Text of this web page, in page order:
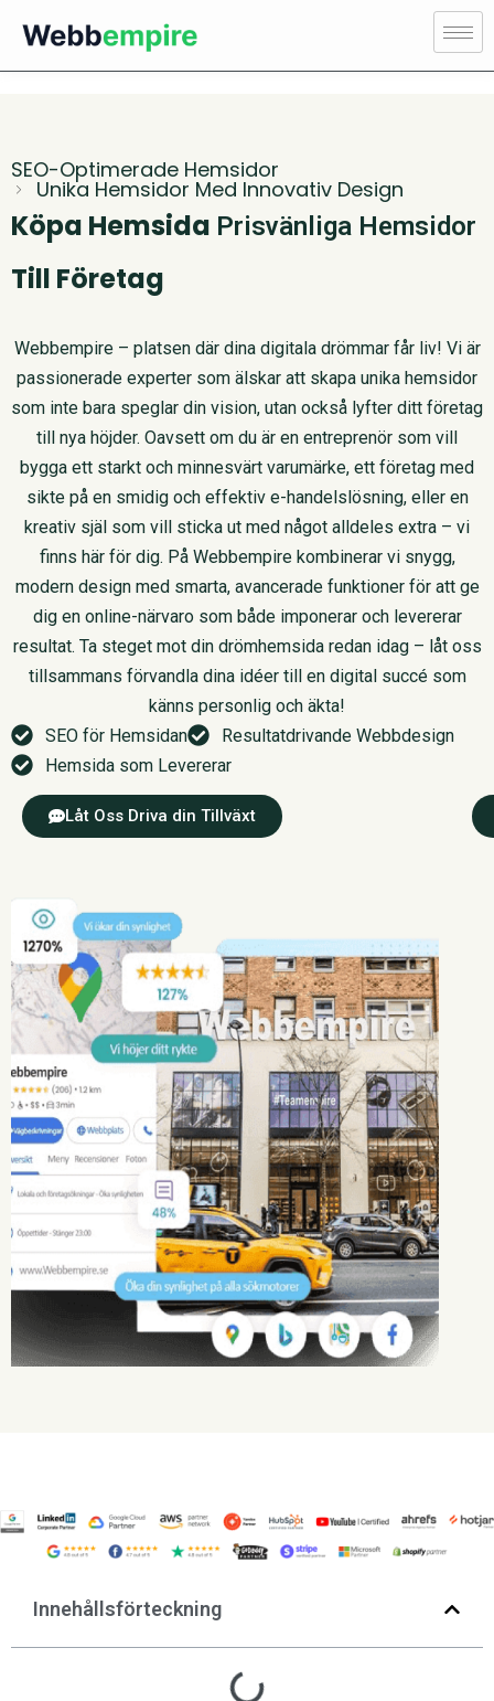
SEO-Optimerade Hemsidor
Unika Hemsidor Med Innovativ Design
Köpa Hemsida Prisvänliga Hemsidor
Till Företag
Webbempire – platsen där dina digitala drömmar får liv! Vi är
passionerade experter som älskar att skapa unika hemsidor
som inte bara speglar din vision, utan också lyfter ditt företag
till nya höjder. Oavsett om du är en entreprenör som vill
bygga ett starkt och minnesvärt varumärke, ett företag med
sikte på en smidig och effektiv e-handelslösning, eller en
kreativ själ som vill sticka ut med något alldeles extra – vi
finns här för dig. På Webbempire kombinerar vi snygg,
modern design med smarta, avancerade funktioner för att ge
dig en online-närvaro som både imponerar och levererar
resultat. Ta steget mot din drömhemsida redan idag – låt oss
tillsammans förvandla dina idéer till en digital succé som
känns personlig och äkta!
SEO för Hemsidan
Resultatdrivande Webbdesign
Hemsida som Levererar
Låt Oss Driva din Tillväxt
Innehållsförteckning